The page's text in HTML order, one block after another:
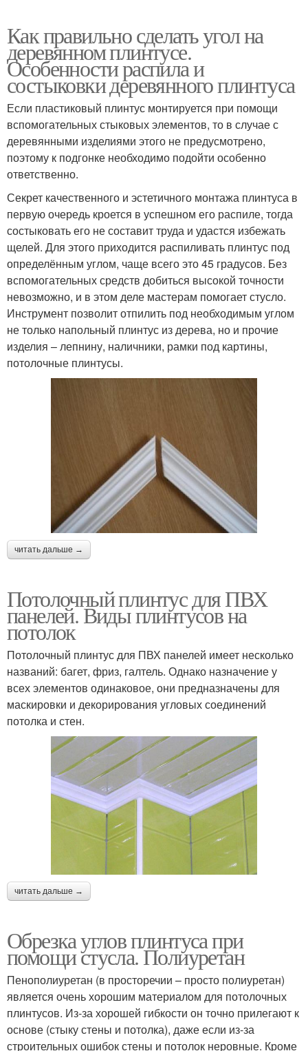
Как правильно сделать угол на
деревянном плинтусе.
Особенности распила и
состыковки деревянного плинтуса
Если пластиковый плинтус монтируется при помощи
вспомогательных стыковых элементов, то в случае с
деревянными изделиями этого не предусмотрено,
поэтому к подгонке необходимо подойти особенно
ответственно.
Секрет качественного и эстетичного монтажа плинтуса в
первую очередь кроется в успешном его распиле, тогда
состыковать его не составит труда и удастся избежать
щелей. Для этого приходится распиливать плинтус под
определённым углом, чаще всего это 45 градусов. Без
вспомогательных средств добиться высокой точности
невозможно, и в этом деле мастерам помогает стусло.
Инструмент позволит отпилить под необходимым углом
не только напольный плинтус из дерева, но и прочие
изделия – лепнину, наличники, рамки под картины,
потолочные плинтусы.
читать дальше →
Потолочный плинтус для ПВХ
панелей. Виды плинтусов на
потолок
Потолочный плинтус для ПВХ панелей имеет несколько
названий: багет, фриз, галтель. Однако назначение у
всех элементов одинаковое, они предназначены для
маскировки и декорирования угловых соединений
потолка и стен.
читать дальше →
Обрезка углов плинтуса при
помощи стусла. Полиуретан
Пенополиуретан (в просторечии – просто полиуретан)
является очень хорошим материалом для потолочных
плинтусов. Из-за хорошей гибкости он точно прилегают к
основе (стыку стены и потолка), даже если из-за
строительных ошибок стены и потолок неровные. Кроме